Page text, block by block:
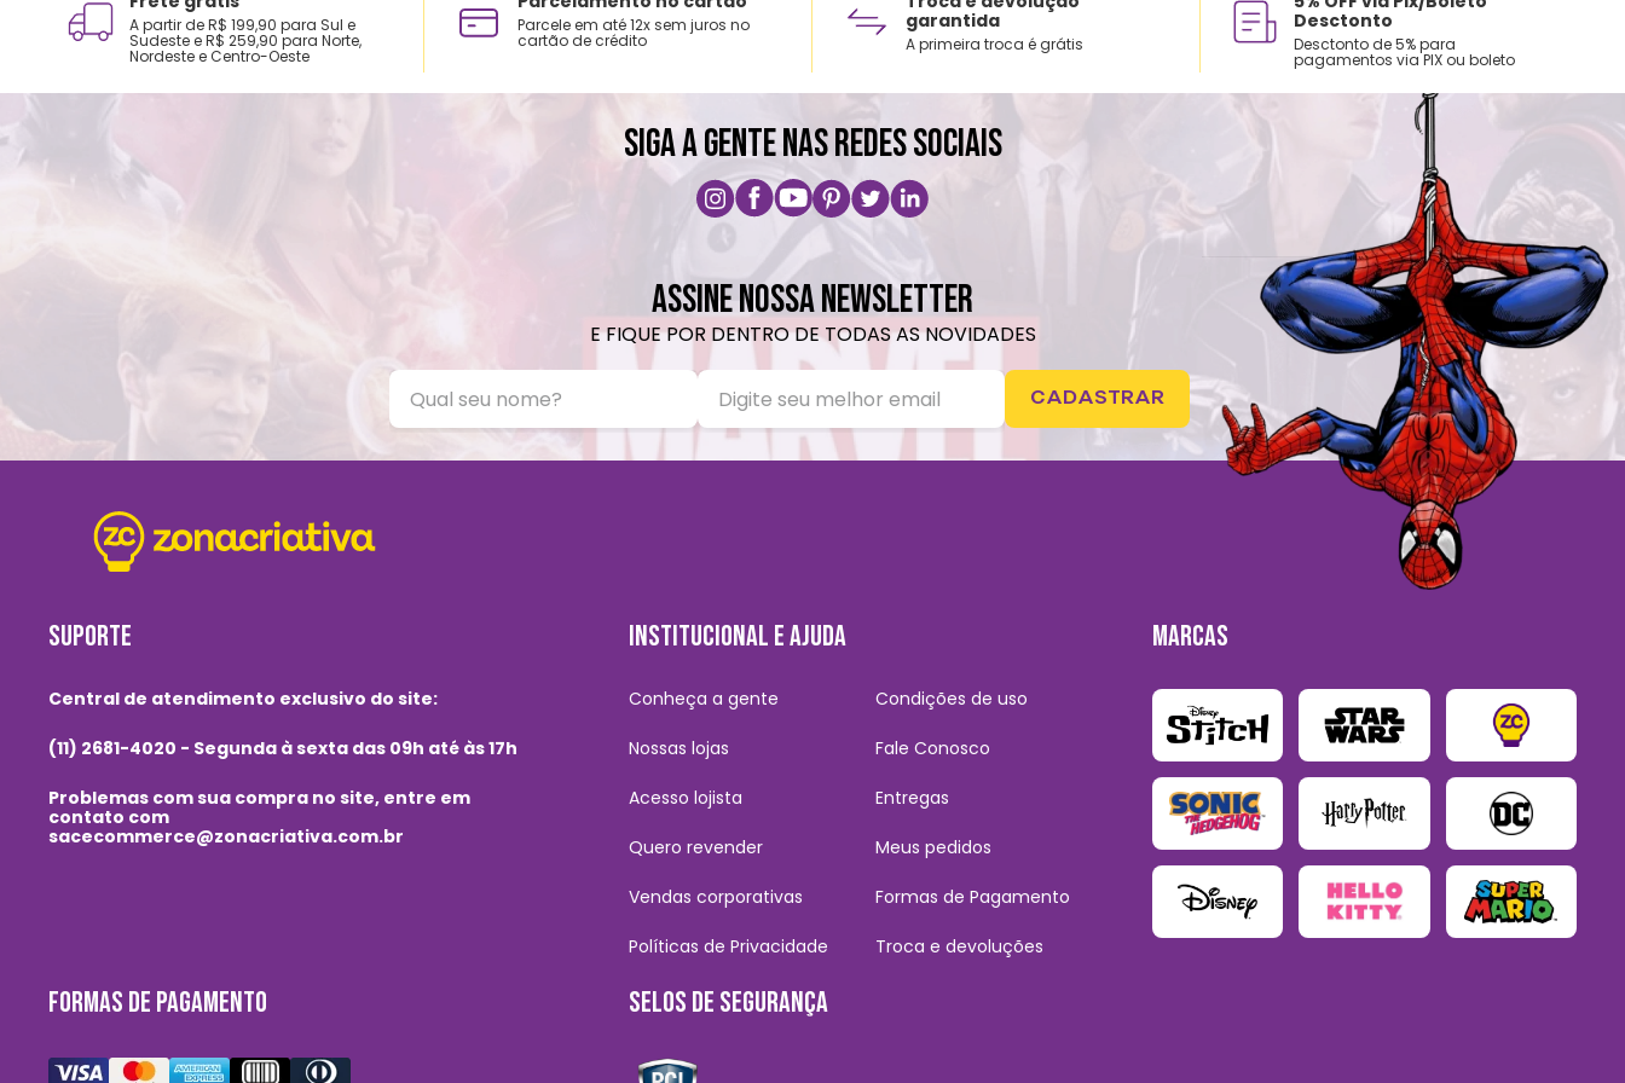
A partir de R$ 199,90 para Sul e
Sudeste e R$ 259,90 para Norte,
Nordeste e Centro-Oeste
Parcele em até 12x sem juros no
cartão de crédito
garantida
A primeira troca é grátis
Desctonto
Desctonto de 5% para
pagamentos via PIX ou boleto
SIGA A GENTE NAS REDES SOCIAIS
ASSINE NOSSA NEWSLETTER
E FIQUE POR DENTRO DE TODAS AS NOVIDADES
CADASTRAR
SUPORTE
Central de atendimento exclusivo do site:
(11) 2681-4020 - Segunda à sexta das 09h até às 17h
Problemas com sua compra no site, entre em
contato com
sacecommerce@zonacriativa.com.br
INSTITUCIONAL E AJUDA
Conheça a gente
Nossas lojas
Acesso lojista
Quero revender
Vendas corporativas
Políticas de Privacidade
Condições de uso
Fale Conosco
Entregas
Meus pedidos
Formas de Pagamento
Troca e devoluções
FORMAS DE PAGAMENTO SELOS DE SEGURANÇA
MARCAS